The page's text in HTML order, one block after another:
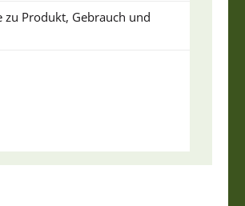
Produkt, Gebrauch und